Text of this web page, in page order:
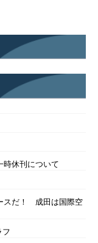
時休刊について
スだ！ 成田は国際空
フ